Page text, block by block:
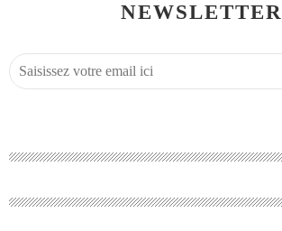
NEWSLETTER